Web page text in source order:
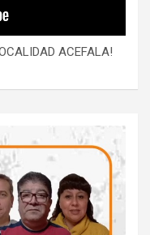
ACEFALA!